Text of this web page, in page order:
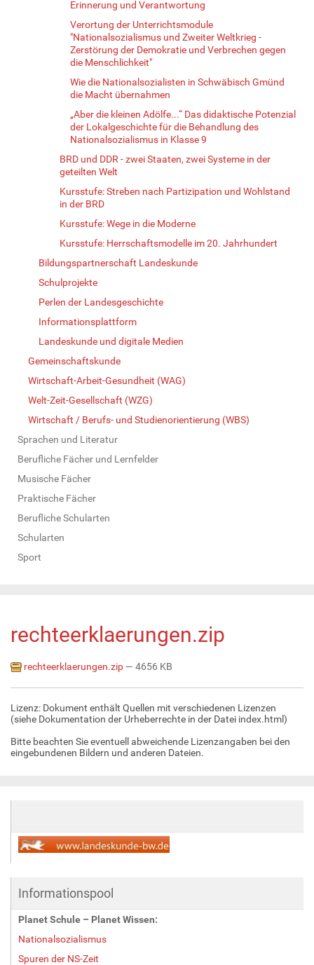
Erinnerung und Verantwortung
Verortung der Unterrichtsmodule
"Nationalsozialismus und Zweiter Weltkrieg -
Zerstörung der Demokratie und Verbrechen gegen
die Menschlichkeit"
Wie die Nationalsozialisten in Schwäbisch Gmünd
die Macht übernahmen
„Aber die kleinen Adölfe...“ Das didaktische Potenzial
der Lokalgeschichte für die Behandlung des
Nationalsozialismus in Klasse 9
BRD und DDR - zwei Staaten, zwei Systeme in der
geteilten Welt
Kursstufe: Streben nach Partizipation und Wohlstand
in der BRD
Kursstufe: Wege in die Moderne
Kursstufe: Herrschaftsmodelle im 20. Jahrhundert
Bildungspartnerschaft Landeskunde
Schulprojekte
Perlen der Landesgeschichte
Informationsplattform
Landeskunde und digitale Medien
Gemeinschaftskunde
Wirtschaft-Arbeit-Gesundheit (WAG)
Welt-Zeit-Gesellschaft (WZG)
Wirtschaft / Berufs- und Studienorientierung (WBS)
Sprachen und Literatur
Berufliche Fächer und Lernfelder
Musische Fächer
Praktische Fächer
Berufliche Schularten
Schularten
Sport
rechteerklaerungen.zip
rechteerklaerungen.zip— 4656 KB
Lizenz: Dokument enthält Quellen mit verschiedenen Lizenzen
(siehe Dokumentation der Urheberrechte in der Datei index.html)
Bitte beachten Sie eventuell abweichende Lizenzangaben bei den
eingebundenen Bildern und anderen Dateien.
Informationspool
Planet Schule – Planet Wissen:
Nationalsozialismus
Spuren der NS-Zeit